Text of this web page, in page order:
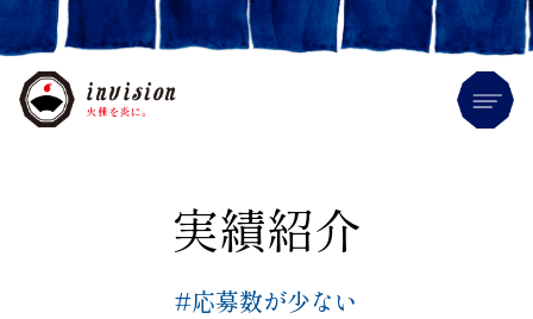
実績紹介
#応募数が少ない